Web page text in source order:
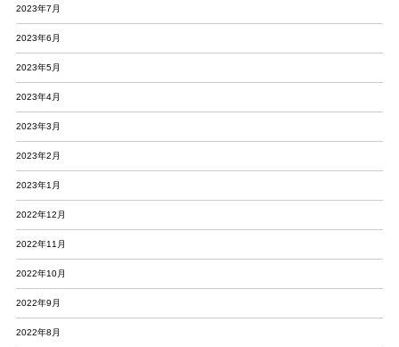
2023年7月
2023年6月
2023年5月
2023年4月
2023年3月
2023年2月
2023年1月
2022年12月
2022年11月
2022年10月
2022年9月
2022年8月